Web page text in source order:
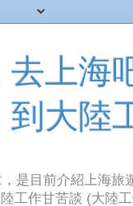
去上
到大陸
是目前介紹上海
工作甘苦談 (大陸